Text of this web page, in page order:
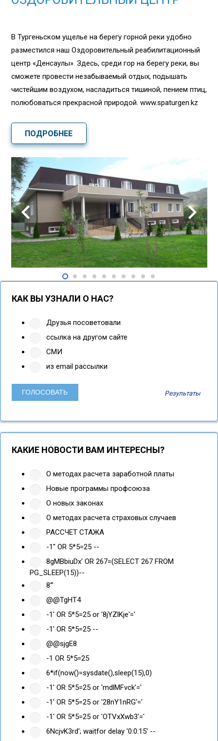
В Тургеньском ущелье на берегу горной реки удобно
разместился наш Оздоровительный реабилитационный
центр «Денсаулық». Здесь, среди гор на берегу реки, вы
сможете провести незабываемый отдых, подышать
чистейшим воздухом, насладиться тишиной, пением птиц,
полюбоваться прекрасной природой. www.spaturgen.kz
ПОДРОБНЕЕ
КАК ВЫ УЗНАЛИ О НАС?
Друзья посоветовали
ссылка на другом сайте
СМИ
из email рассылки
Результаты
КАКИЕ НОВОСТИ ВАМ ИНТЕРЕСНЫ?
О методах расчета заработной платы
Новые программы профсоюза
О новых законах
О методах расчета страховых случаев
РАССЧЕТ СТАЖА
-1" OR 5*5=25 --
8gMBbiuDx' OR 267=(SELECT 267 FROM
PG_SLEEP(15))--
8'"
@@TgHT4
-1' OR 5*5=25 or '8jYZlKje'='
-1' OR 5*5=25 --
@@sjgE8
-1 OR 5*5=25
6*if(now()=sysdate(),sleep(15),0)
-1' OR 5*5=25 or 'mdlMFvck'='
-1' OR 5*5=25 or '28nY1nRG'='
-1' OR 5*5=25 or 'OTVxXwb3'='
6NcjvK3rd'; waitfor delay '0:0:15' --